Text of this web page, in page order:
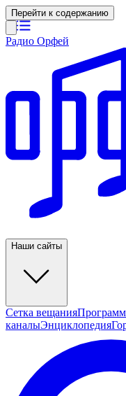
Перейти к содержанию
Радио Орфей
Наши сайты
Сетка вещания
каналыЭнциклопедия